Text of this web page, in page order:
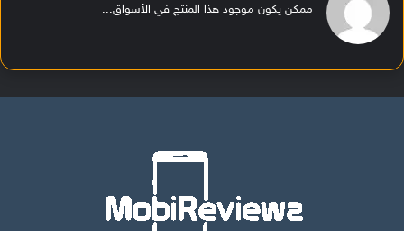
ممكن يكون موجود هذا المنتج في الأسواق...